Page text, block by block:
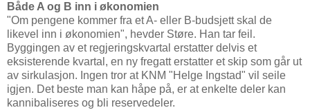
Både A og B inn i økonomien
"Om pengene kommer fra et A- eller B-budsjett skal de
likevel inn i økonomien", hevder Støre. Han tar feil.
Byggingen av et regjeringskvartal erstatter delvis et
eksisterende kvartal, en ny fregatt erstatter et skip som går ut
av sirkulasjon. Ingen tror at KNM "Helge Ingstad" vil seile
igjen. Det beste man kan håpe på, er at enkelte deler kan
kannibaliseres og bli reservedeler.